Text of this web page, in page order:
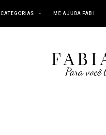
CATEGORIAS ME AJUDA FABI